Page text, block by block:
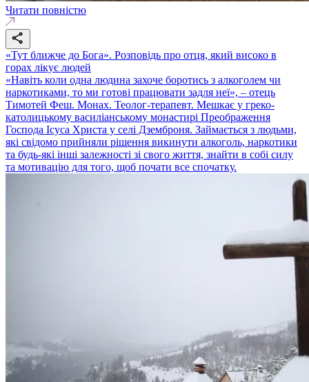
Читати повністю
«Тут ближче до Бога». Розповідь про отця, який високо в
горах лікує людей
«Навіть коли одна людина захоче боротись з алкоголем чи
наркотиками, то ми готові працювати задля неї», – отець
Тимотей Феш. Монах. Теолог-терапевт. Мешкає у греко-
католицькому василіанському монастирі Преображення
Господа Ісуса Христа у селі Дземброня. Займається з людьми,
які свідомо прийняли рішення викинути алкоголь, наркотики
та будь-які інші залежності зі свого життя, знайти в собі силу
та мотивацію для того, щоб почати все спочатку.